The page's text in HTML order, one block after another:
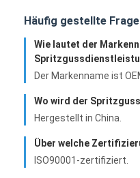
Fälle
Wir Reden Jetzt.
Spritzen-
Plastikspritzen-
Häufig gestellte
Wie lautet der
Der Markenname ist
Wo wird der
Hergestellt in China.
Über welche
ISO90001-zertifiziert.